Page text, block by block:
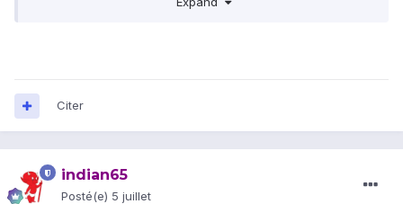
La meilleure, où tout fonctionne pour moi, c'est
fonctionne. Je n'ai pas essayé le cryptage des données, de
la rooter ni l'empreinte digitale. Ce n'est pas utile pour mon
utilisation au quotidien.
2° -
SpecialEdition-T80028042023.zip
quelques soucis, reboot aléatoire, application qui se ferme
Citer
indian65
Posté(e) 5 juillet